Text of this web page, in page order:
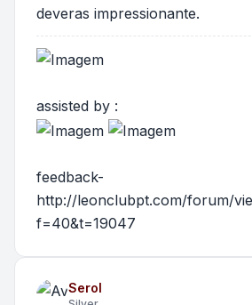
deveras impressionante.
assisted by :
feedback-
http://leonclubpt.com/forum/
f=40&t=19047
Serol